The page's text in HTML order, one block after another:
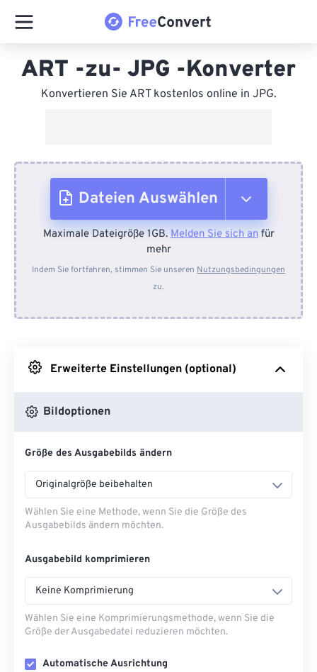
ART -zu- JPG -Konverter
Konvertieren Sie ART kostenlos online in JPG.
Dateien Auswählen
Vom Gerät
Von Dropbox
Maximale Dateigröße 1GB.Melden Sie sich anfür
mehr
Indem Sie fortfahren, stimmen Sie unseren Nutzungsbedingungen
zu.
Erweiterte Einstellungen (optional)
Bildoptionen
Größe des Ausgabebilds ändern
Originalgröße beibehalten
Wählen Sie eine Methode, wenn Sie die Größe des
Ausgabebilds ändern möchten.
Ausgabebild komprimieren
Keine Komprimierung
Wählen Sie eine Komprimierungsmethode, wenn Sie die
Größe der Ausgabedatei reduzieren möchten.
Automatische Ausrichtung